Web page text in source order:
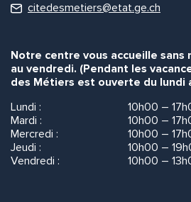
citedesmetiers@etat.ge.ch
Notre centre vous accueille sans
au vendredi. (Pendant les
des Métiers est ouverte du lundi
Lundi :
10h00 –
Mardi :
10h00 –
Mercredi :
10h00 –
Jeudi :
10h00 –
Vendredi :
10h00 –